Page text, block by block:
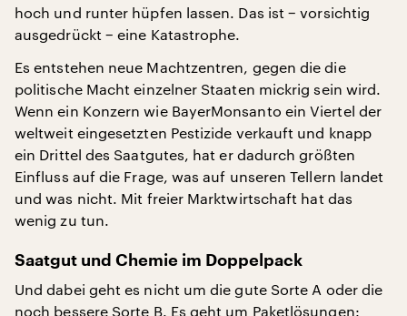
hoch und runter hüpfen lassen. Das ist − vorsichtig
ausgedrückt − eine Katastrophe.
Es entstehen neue Machtzentren, gegen die die
politische Macht einzelner Staaten mickrig sein wird.
Wenn ein Konzern wie BayerMonsanto ein Viertel der
weltweit eingesetzten Pestizide verkauft und knapp
ein Drittel des Saatgutes, hat er dadurch größten
Einfluss auf die Frage, was auf unseren Tellern landet
und was nicht. Mit freier Marktwirtschaft hat das
wenig zu tun.
Saatgut und Chemie im Doppelpack
Und dabei geht es nicht um die gute Sorte A oder die
noch bessere Sorte B. Es geht um Paketlösungen: